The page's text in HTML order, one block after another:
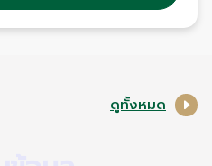
ดูทั้งหมด